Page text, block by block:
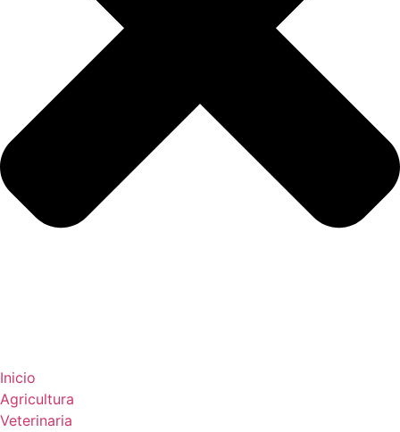
Inicio
Agricultura
Veterinaria